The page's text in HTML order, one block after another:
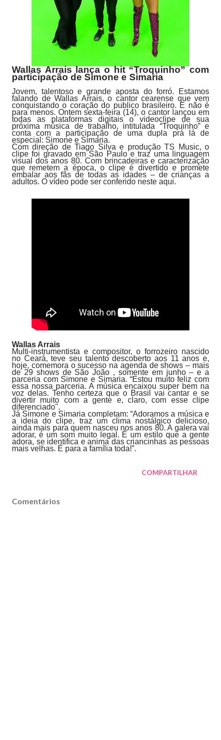
Wallas Arrais lança o hit “Troquinho” com
participação de Simone e Simaria
Jovem, talentoso e grande aposta do forró. Estamos
falando de Wallas Arrais, o cantor cearense que vem
conquistando o coração do publico brasileiro. E não é
para menos. Ontem sexta-feira (14), o cantor lançou em
todas as plataformas digitais o videoclipe de sua
próxima música de trabalho, intitulada “Troquinho” e
conta com a participação de uma dupla prá lá de
especial: Simone e Simaria.
Com direção de Tiago Silva e produção TS Music, o
clipe foi gravado em São Paulo e traz uma linguagem
visual dos anos 80. Com brincadeiras e caracterização
que remetem a época, o clipe é divertido e promete
embalar aos fãs de todas as idades – de crianças a
adultos. O vídeo pode ser conferido neste aqui.
Wallas Arrais
Multi-instrumentista e compositor, o forrozeiro nascido
no Ceará, teve seu talento descoberto aos 11 anos e,
hoje, comemora o sucesso na agenda de shows – mais
de 29 shows de São João , somente em junho – e a
parceria com Simone e Simaria. “Estou muito feliz com
essa nossa parceria. A música encaixou super bem na
voz delas. Tenho certeza que o Brasil vai cantar e se
divertir muito com a gente e, claro, com esse clipe
diferenciado".
Já Simone e Simaria completam: “Adoramos a música e
a ideia do clipe, traz um clima nostálgico delicioso,
ainda mais para quem nasceu nos anos 80. A galera vai
adorar, é um som muito legal. É um estilo que a gente
adora, se identifica e anima das criancinhas as pessoas
mais velhas. É para a família toda!”.
COMPARTILHAR
Comentários